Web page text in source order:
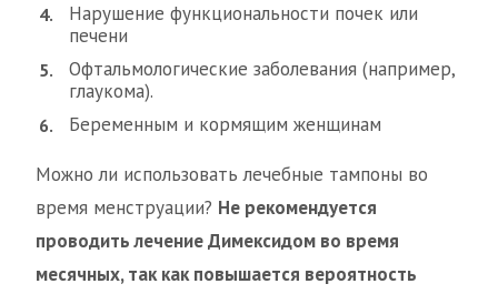
Нарушение функциональности почек или
печени
Офтальмологические заболевания (например,
глаукома).
Беременным и кормящим женщинам
Можно ли использовать лечебные тампоны во
время менструации? Не рекомендуется
проводить лечение Димексидом во время
месячных, так как повышается вероятность